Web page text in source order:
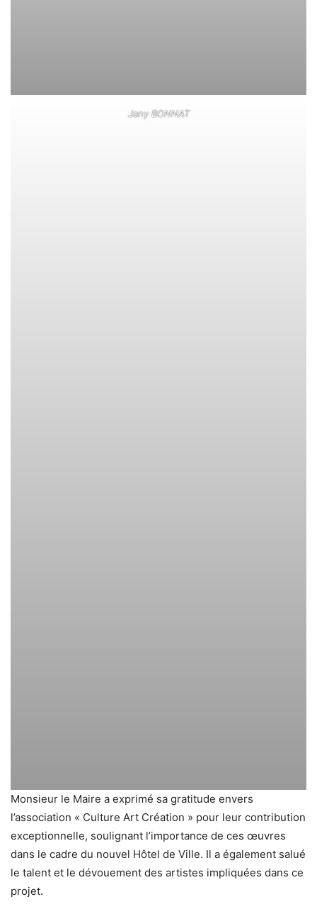
Jany BONNAT
Monsieur le Maire a exprimé sa gratitude envers
l’association « Culture Art Création » pour leur contribution
exceptionnelle, soulignant l’importance de ces œuvres
dans le cadre du nouvel Hôtel de Ville. Il a également salué
le talent et le dévouement des artistes impliquées dans ce
projet.